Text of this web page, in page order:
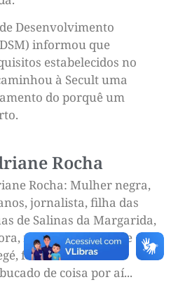
Desenvolvimento
informou que
estabelecidos no
à Secult uma
do porquê um
Rocha
Rocha: Mulher negra,
jornalista, filha das
de Salinas da Margarida,
neta de Dona Ivone e Sr
fã de Vander Lee e
de coisa por aí...